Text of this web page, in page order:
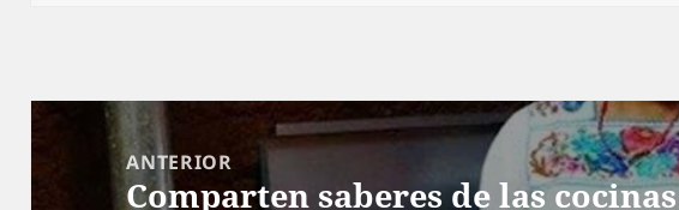
Navegación
entradas
ANTERIOR
Entrada
Comparten saberes de las cocinas